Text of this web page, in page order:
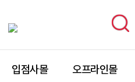
입점사몰 오프라인몰